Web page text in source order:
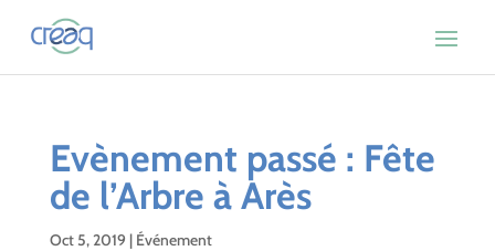
Evènement passé : Fête
de l’Arbre à Arès
Oct 5, 2019 | Événement